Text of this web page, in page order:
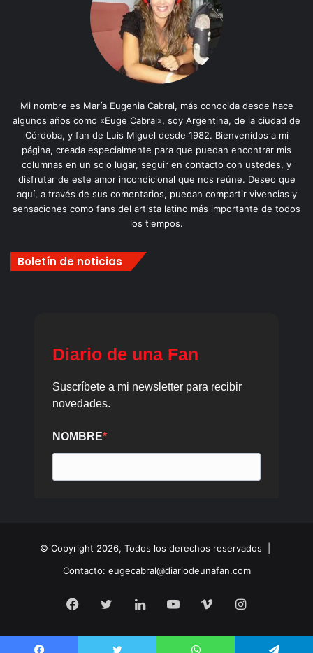
Mi nombre es María Eugenia Cabral, más conocida desde hace
algunos años como «Euge Cabral», soy Argentina, de la ciudad de
Córdoba, y fan de Luis Miguel desde 1982. Bienvenidos a mi
página, creada especialmente para que puedan encontrar mis
columnas en un solo lugar, seguir en contacto con ustedes, y
disfrutar de este amor incondicional que nos reúne. Deseo que
aquí, a través de sus comentarios, puedan compartir vivencias y
sensaciones como fans del artista latino más importante de todos
los tiempos.
Boletín de noticias
© Copyright 2026, Todos los derechos reservados |
Contacto: eugecabral@diariodeunafan.com
Facebook
TwitterLinkedInYouTubeVimeoInstagram